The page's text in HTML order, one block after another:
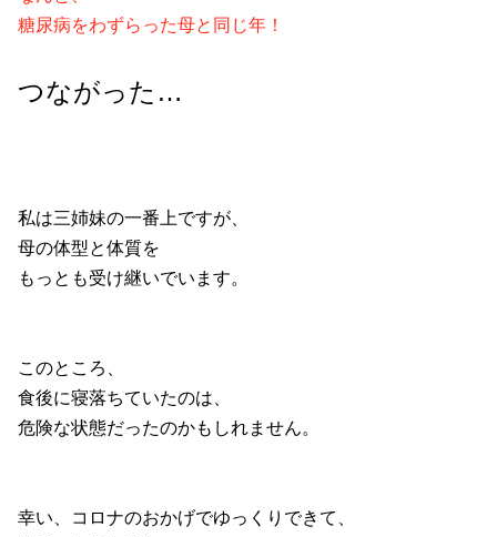
糖尿病をわずらった母と同じ年！
つながった…
私は三姉妹の一番上ですが、
母の体型と体質を
もっとも受け継いでいます。
このところ、
食後に寝落ちていたのは、
危険な状態だったのかもしれません。
幸い、コロナのおかげでゆっくりできて、